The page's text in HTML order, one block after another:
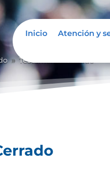
Inicio Atención y
9 Testamento Cerrado